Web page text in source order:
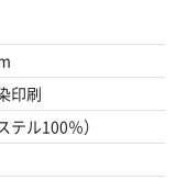
印刷
ル100％）